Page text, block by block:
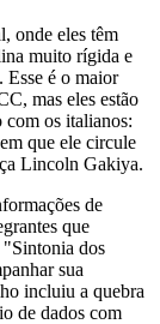
onde eles têm
muito rígida e
Esse é o maior
mas eles estão
com os italianos:
que ele circule
Lincoln Gakiya.
de
que
"Sintonia dos
sua
incluiu a quebra
de dados com